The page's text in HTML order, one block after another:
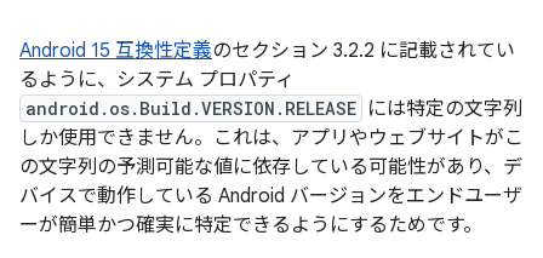
Android 15 互換性定義のセクション 3.2.2 に記載されてい
るように、システム プロパティ
android.os.Build.VERSION.RELEASE には特定の文字列
しか使用できません。これは、アプリやウェブサイトがこ
の文字列の予測可能な値に依存している可能性があり、デ
バイスで動作している Android バージョンをエンドユーザ
ーが簡単かつ確実に特定できるようにするためです。